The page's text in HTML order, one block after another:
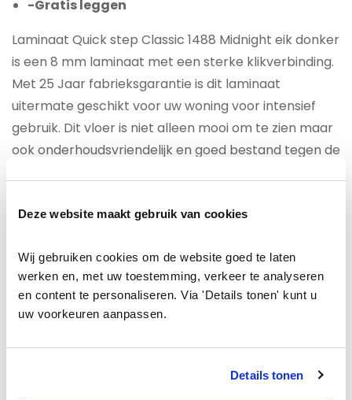
Deze website maakt gebruik van cookies
Wij gebruiken cookies om de website goed te laten
werken en, met uw toestemming, verkeer te analyseren
en content te personaliseren. Via 'Details tonen' kunt u
uw voorkeuren aanpassen.
Details tonen
-Gratis leggen
Laminaat Quick step Classic 1488 Midnight eik donker
is een 8 mm laminaat met een sterke klikverbinding.
Met 25 Jaar fabrieksgarantie is dit laminaat
uitermate geschikt voor uw woning voor intensief
gebruik. Dit vloer is niet alleen mooi om te zien maar
ook onderhoudsvriendelijk en goed bestand tegen de
Voor een houten ondergrond adviseren wij als
geen meerprijs.
Voor appartementen meteen betonnen ondergrond
en met onderburen adviseren wij u een